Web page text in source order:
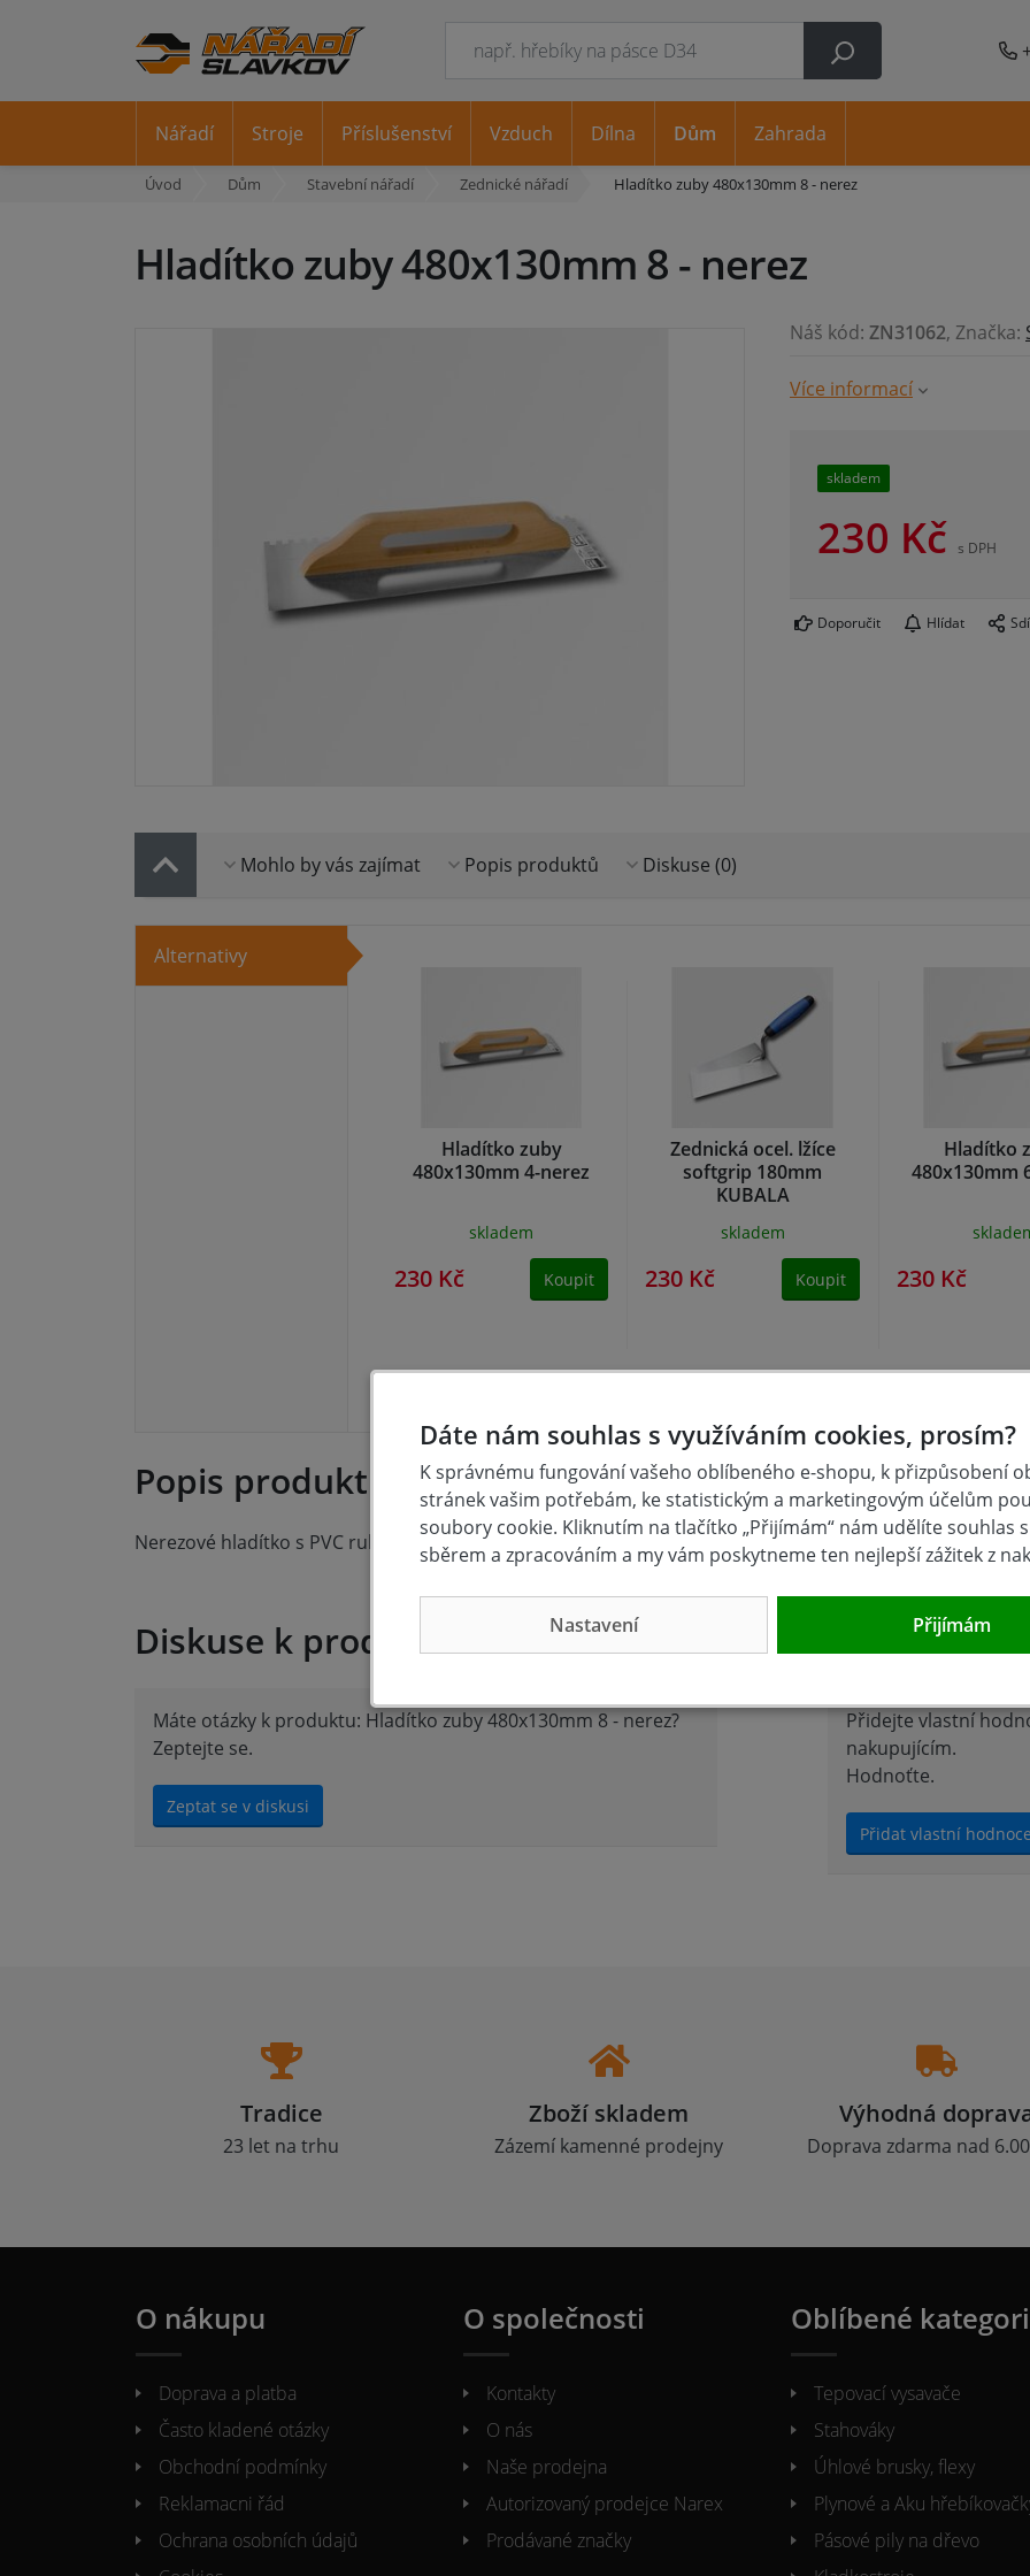
Úvod Dům Stavební nářadí Zednické nářadí Hladítko zuby 480x130mm 8 - nerez
Hladítko zuby 480x130mm 8 - nerez
Náš kód: ZN31062, Značka:
Více informací
skladem
230 Kč s DPH
Doporučit Hlídat
Mohlo by vás zajímat Popis produktů Diskuse (0)
Alternativy
Hladítko zuby
480x130mm 4-nerez
skladem
230 Kč Koupit
Zednická ocel. lžíce
softgrip 180mm
KUBALA
skladem
230 Kč Koupit
Hladítko
480x130mm
230 Kč
Popis produktu
Nerezové hladítko s PVC rukojetí, vhodné pro nanášení lepidel, malty atd.
Diskuse k produktu (0)
Máte otázky k produktu: Hladítko zuby 480x130mm 8 - nerez?
Zeptejte se.
Zeptat se v diskusi
Hodnocení
Přidejte vlastní
nakupujícím.
Hodnoťte.
Přidat vlastní
Tradice
23 let na trhu
Zboží skladem
Zázemí kamenné prodejny
Výhodná
Doprava zdarma nad
O nákupu
Doprava a platba
Často kladené otázky
Obchodní podmínky
Reklamacni řád
Ochrana osobních údajů
O společnosti
Kontakty
O nás
Naše prodejna
Autorizovaný prodejce Narex
Prodávané značky
Oblíbené
Tepovací vysavače
Stahováky
Úhlové brusky, flexy
Plynové a Aku
Pásové pily na dřevo
Nářadí Stroje Příslušenství Vzduch Dílna Dům Zahrada
Dáte nám souhlas s využíváním cookies, prosím?
K správnému fungování vašeho oblíbeného e-shopu, k přizpůsobení
stránek vašim potřebám, ke statistickým a marketingovým účelům
soubory cookie. Kliknutím na tlačítko „Přijímám“ nám udělíte souhlas
sběrem a zpracováním a my vám poskytneme ten nejlepší zážitek z
Nastavení Přijímám